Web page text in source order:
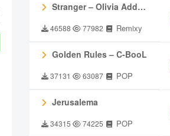
Stranger – Olivia Addams
46588 77982 Remixy
Golden Rules – C-BooL
37131 63087 POP
Jerusalema
34315 74225 POP